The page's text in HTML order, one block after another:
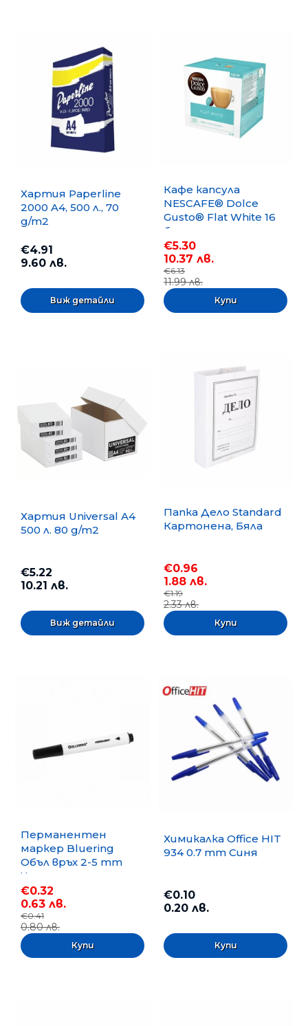
Хартия Paperline
2000 A4, 500 л., 70
g/m2
€4.91
9.60 лв.
Виж детайли
Кафе капсула
NESCAFE® Dolce
Gusto® Flat White 16
бр.
€5.30
10.37 лв.
€6.13
11.99 лв.
Хартия Universal A4
500 л. 80 g/m2
€5.22
10.21 лв.
Виж детайли
Папка Дело Standard
Картонена, Бяла
€0.96
1.88 лв.
€1.19
2.33 лв.
Перманентен
маркер Bluering
Объл връх 2-5 mm
Черен
€0.32
0.63 лв.
€0.41
0.80 лв.
Химикалка Office HIT
934 0.7 mm Синя
€0.10
0.20 лв.